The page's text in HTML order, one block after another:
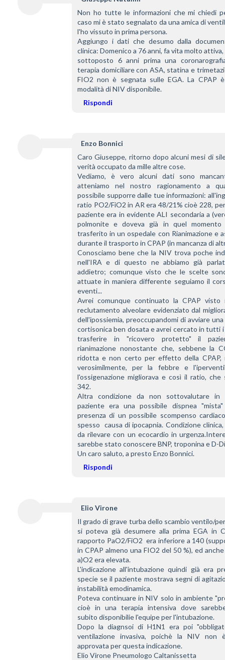
Non ho tutte le informazioni che mi chiedi
caso mi è stato segnalato da una amica di
l'ho vissuto in prima persona.
Aggiungo i dati che desumo dalla
clinica: Domenico a 76 anni, fa vita molto
sottoposto 6 anni prima una
terapia domiciliare con ASA, statina e
FIO2 non è segnata sulle EGA. La CPAP
modalità di NIV disponibile.
Rispondi
Enzo Bonnici
Caro Giuseppe, ritorno dopo alcuni mesi di
verità occupato da mille altre cose.
Vediamo, è vero alcuni dati sono
atteniamo nel nostro ragionamento a
possibile supporre dalle tue informazioni:
ratio PO2/FiO2 in AR era 48/21% cioè 228,
paziente era in evidente ALI secondaria a
polmonite e doveva già in quel momento
trasferito in un ospedale con Rianimazione e
durante il trasporto in CPAP (in mancanza di
Conosciamo bene che la NIV trova poche
nell'IRA e di questo ne abbiamo già
addietro; comunque visto che le scelte
attuate in maniera differente seguiamo il
eventi...
Avrei comunque continuato la CPAP visto
reclutamento alveolare evidenziato dal
dell'ipossiemia, preoccupandomi di avviare
cortisonica ben dosata e avrei cercato in tutti i
trasferire in "ricovero protetto" il
rianimazione nonostante che, sebbene la
ridotta e non certo per effetto della CPAP,
verosimilmente, per la febbre e
l'ossigenazione migliorava e così il ratio, che
342.
Altra condizione da non sottovalutare in
paziente era una possibile dispnea
presenza di un possibile scompenso
spesso  causa di ipocapnia. Condizione
da rilevare con un ecocardio in
sarebbe stato conoscere BNP, troponina e D-
Un caro saluto, a presto Enzo Bonnici.
Rispondi
Elio Virone
Il grado di grave turba dello scambio ventilo/
si poteva già desumere alla prima EGA in
rapporto PaO2/FiO2  era inferiore a 140
in CPAP almeno una FIO2 del 50 %), ed
a)O2 era elevata.
L'indicazione all'intubazione quindi già era
specie se il paziente mostrava segni di
instabilità emodinamica.
Poteva continuare in NIV solo in ambiente
cioè in una terapia intensiva dove
subito disponibilie l'equipe per l'intubazione.
Dopo la diagnsoi di H1N1 era poi
ventilazione invasiva, poichè la NIV non
approvata per questa indicazione.
Elio Virone Pneumologo Caltanissetta